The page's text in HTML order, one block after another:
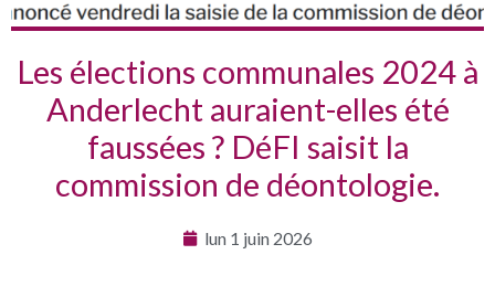
Les élections communales 2024 à
Anderlecht auraient-elles été
faussées ? DéFI saisit la
commission de déontologie.
lun 1 juin 2026